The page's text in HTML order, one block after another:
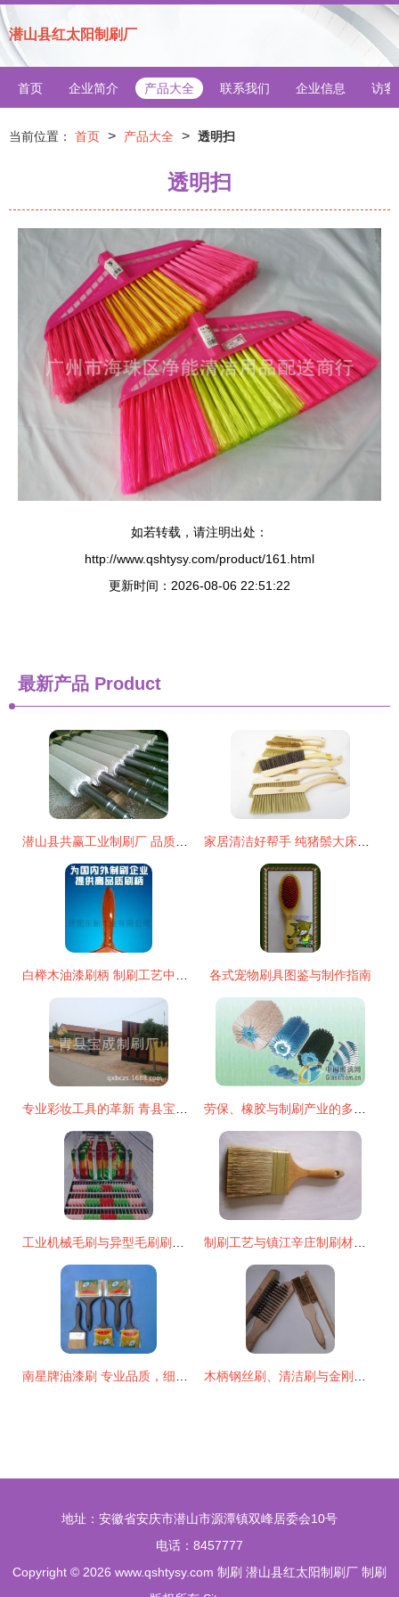
潜山县红太阳制刷厂
首页 企业简介 产品大全 联系我们 企业信息 访客
当前位置： 首页 > 产品大全 > 透明扫
透明扫
如若转载，请注明出处：
http://www.qshtysy.com/product/161.html
更新时间：2026-08-06 22:51:22
最新产品 Product
各式宠物刷具图鉴与制作指南
地址：安徽省安庆市潜山市源潭镇双峰居委会10号
电话：8457777
Copyright © 2026 www.qshtysy.com 制刷 潜山县红太阳制刷厂 制刷